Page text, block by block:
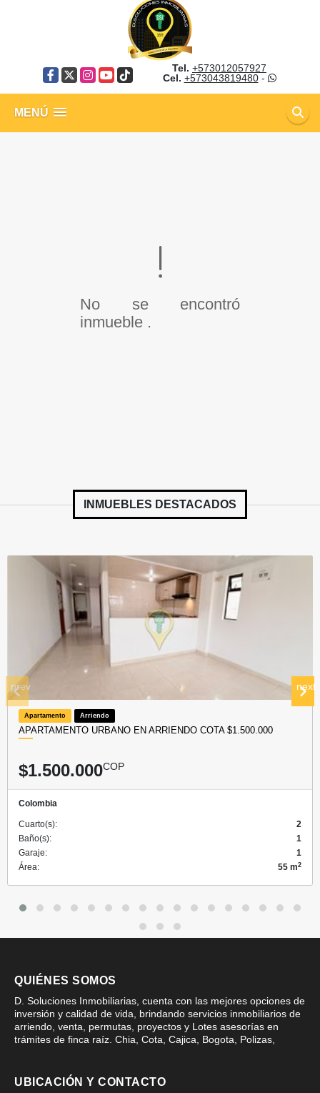
Facebook
X Instagram
YouTube
TikTok
Tel. +573012057927
Cel. +573043819480-
MENÚ
No se encontró
inmueble .
INMUEBLES DESTACADOS
Apartamento Arriendo
APARTAMENTO URBANO EN ARRIENDO COTA $1.500.000
$1.500.000COP
Colombia
Cuarto(s):
2
Baño(s):
1
Garaje:
1
Área:
55 m2
prev next
QUIÉNES SOMOS
D. Soluciones Inmobiliarias, cuenta con las mejores opciones de
inversión y calidad de vida, brindando servicios inmobiliarios de
arriendo, venta, permutas, proyectos y Lotes asesorías en
trámites de finca raíz. Chia, Cota, Cajica, Bogota, Polizas,
UBICACIÓN Y CONTACTO